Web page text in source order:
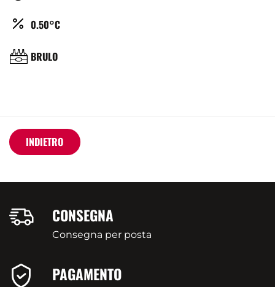
ALCOOL
0.50°C
BRASSERIE
BRULO
INDIETRO
CONSEGNA
Consegna per posta
PAGAMENTO